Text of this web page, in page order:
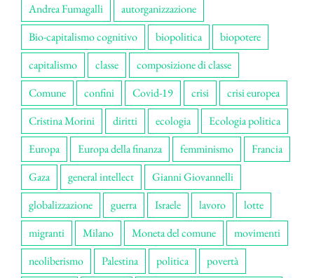
Andrea Fumagalli
autorganizzazione
Bio-capitalismo cognitivo
biopolitica
biopotere
capitalismo
classe
composizione di classe
Comune
confini Covid-19 crisi
crisi europea
Cristina Morini
diritti ecologia
Ecologia politica
Europa
Europa della finanza femminismo
Francia
Gaza
general intellect
Gianni Giovannelli
globalizzazione
guerra Israele lavoro
lotte
migranti
Milano Moneta del comune
movimenti
neoliberismo
Palestina politica povertà